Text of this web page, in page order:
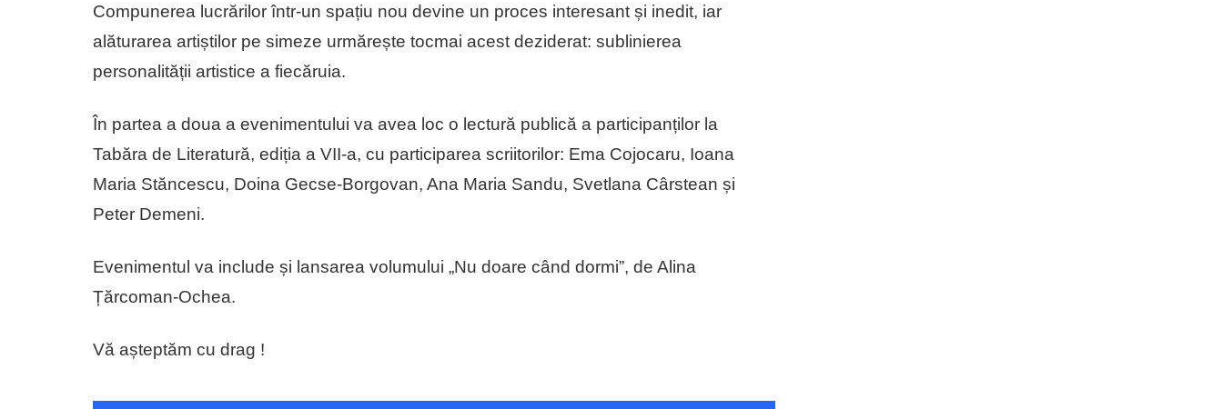
Compunerea lucrărilor într-un spațiu nou devine un proces interesant și inedit, iar
alăturarea artiștilor pe simeze urmărește tocmai acest deziderat: sublinierea
personalității artistice a fiecăruia.
În partea a doua a evenimentului va avea loc o lectură publică a participanților la
Tabăra de Literatură, ediția a VII-a, cu participarea scriitorilor: Ema Cojocaru, Ioana
Maria Stăncescu, Doina Gecse-Borgovan, Ana Maria Sandu, Svetlana Cârstean și
Peter Demeni.
Evenimentul va include și lansarea volumului „Nu doare când dormi”, de Alina
Țărcoman-Ochea.
Vă așteptăm cu drag !